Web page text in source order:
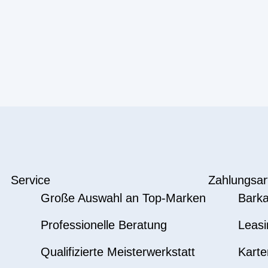
Service
Große Auswahl an Top-Marken
Professionelle Beratung
Qualifizierte Meisterwerkstatt